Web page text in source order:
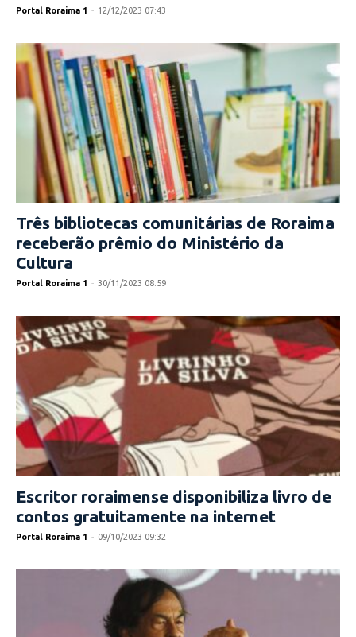
Portal Roraima 1 - 12/12/2023 07:43
Três bibliotecas comunitárias de Roraima
receberão prêmio do Ministério da
Cultura
Portal Roraima 1 - 30/11/2023 08:59
Escritor roraimense disponibiliza livro de
contos gratuitamente na internet
Portal Roraima 1 - 09/10/2023 09:32